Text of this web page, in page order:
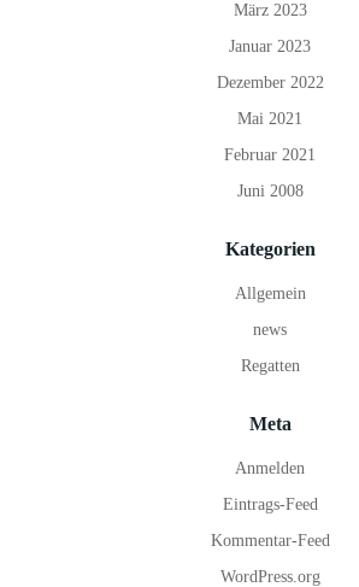
März 2023
Januar 2023
Dezember 2022
Mai 2021
Februar 2021
Juni 2008
Kategorien
Allgemein
news
Regatten
Meta
Anmelden
Eintrags-Feed
Kommentar-Feed
WordPress.org